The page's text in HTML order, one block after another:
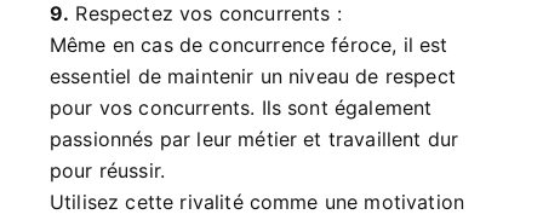
9. Respectez vos concurrents :
Même en cas de concurrence féroce, il est
essentiel de maintenir un niveau de respect
pour vos concurrents. Ils sont également
passionnés par leur métier et travaillent dur
pour réussir.
Utilisez cette rivalité comme une motivation